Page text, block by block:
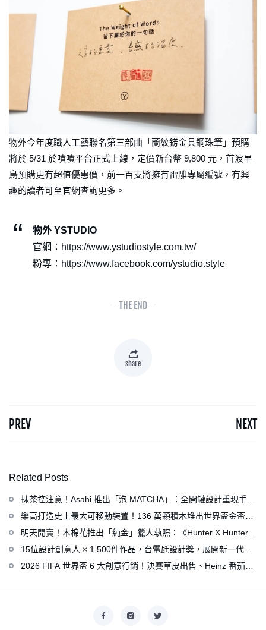
物外今年度職人工藝聯名第三部曲「蘭紋錺金具鋼珠筆」預購
將於 5/31 於嘖嘖平台正式上線，定價新台幣 9,800 元，首波早
鳥預購更有超值優惠價，前一百支將擁有雷雕專屬編號，有興
趣的讀者可至官網查詢更多。
物外 YSTUDIO
官網：https://www.ystudiostyle.com.tw/
粉專：https://www.facebook.com/ystudio.style
- THE END -
share
PREV NEXT
Related Posts
抹茶控注意！Asahi 推出「泡 MATCHA」：全開罐設計重現手打
泡感，拿鐵、可爾必思等新品同步亮相
樂高打造史上最大可移動裝置！136 萬顆積木堆出世界盃金盃，
梅西、姆巴佩、C 羅化身樂高人偶
明天開賣！木棉花推出「純金」獵人執照：《Hunter X Hunter》
連載再開、集英社打造獵人專用情報網
15位設計創意人 × 1,500件作品，台電瓩設計獎，展開新一代設
計師與電力的創意對話
2026 FIFA 世界盃 6 大創意行銷！決賽草皮出售、Heinz 番茄醬